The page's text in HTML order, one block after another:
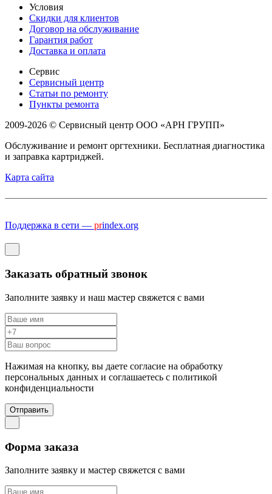
Условия
Скидки для клиентов
Договор на обслуживание
Гарантия работ
Доставка и оплата
Сервис
Сервисный центр
Статьи по ремонту
Пункты ремонта
2009-2026 © Сервисный центр ООО «АРН ГРУПП»
Обслуживание и ремонт оргтехники. Бесплатная диагностика
и заправка картриджей.
Карта сайта
Поддержка в сети — prindex.org
Заказать обратный звонок
Заполните заявку и наш мастер свяжется с вами
Нажимая на кнопку, вы даете согласие на обработку
персональных данных и соглашаетесь c политикой
конфиденциальности
Отправить
Форма заказа
Заполните заявку и мастер свяжется с вами